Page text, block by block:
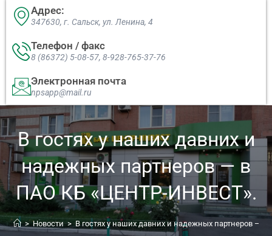
Адрес:
347630, г. Сальск, ул. Ленина, 4​
Телефон / факс
8 (86372) 5-08-57, 8-928-765-37-76
Электронная почта
npsapp@mail.ru
В гостях у наших давних и
надежных партнеров — в
ПАО КБ «ЦЕНТР-ИНВЕСТ».
> Новости > В гостях у наших давних и надежных партнеров —